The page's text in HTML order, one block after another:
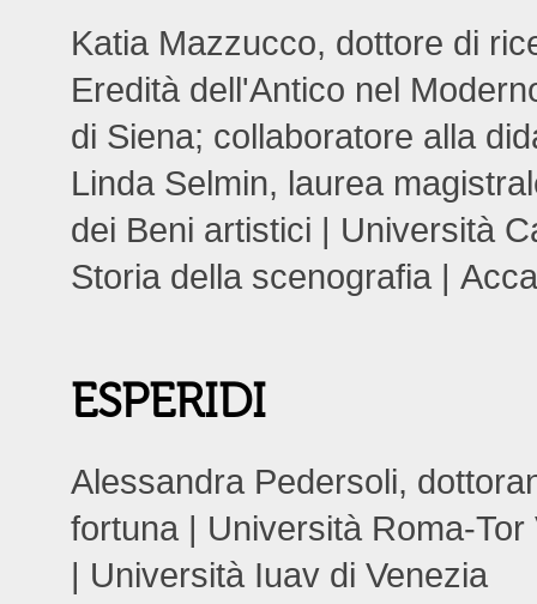
Katia Mazzucco, dottore di
Eredità dell'Antico nel
di Siena; collaboratore alla
Linda Selmin, laurea
dei Beni artistici | Università
Storia della scenografia |
ESPERIDI
Alessandra Pedersoli,
fortuna | Università Roma-
| Università Iuav di Venezia